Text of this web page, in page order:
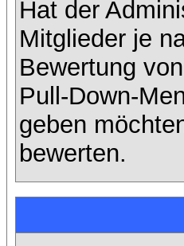
Hat der
Mitglieder je
Bewertung
Pull-Down-
geben
bewerten.